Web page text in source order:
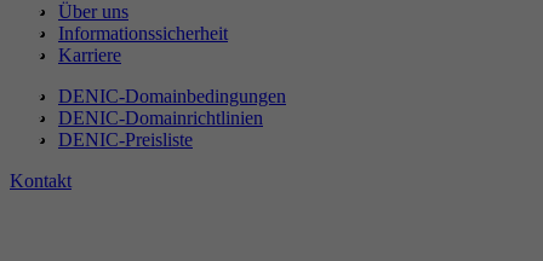
Über uns
Informationssicherheit
Karriere
DENIC-Domainbedingungen
DENIC-Domainrichtlinien
DENIC-Preisliste
Kontakt